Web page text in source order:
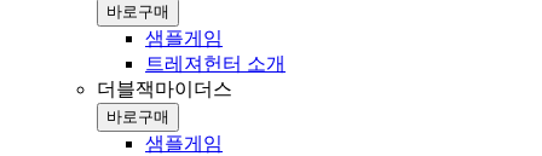
바로구매
샘플게임
트레져헌터 소개
더블잭마이더스
바로구매
샘플게임